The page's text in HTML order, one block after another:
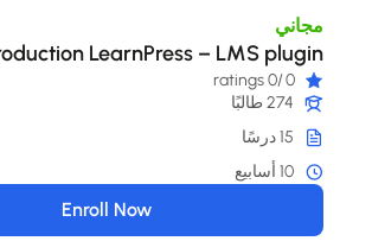
مجاني
Introduction LearnPress – LMS plugin
0
/0 ratings
274 طالبًا
15 درسًا
10 أسابيع
Enroll Now